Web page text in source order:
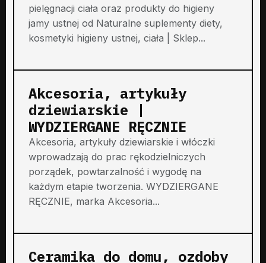
pielęgnacji ciała oraz produkty do higieny
jamy ustnej od Naturalne suplementy diety,
kosmetyki higieny ustnej, ciała | Sklep...
Akcesoria, artykuły
dziewiarskie |
WYDZIERGANE RĘCZNIE
Akcesoria, artykuły dziewiarskie i włóczki
wprowadzają do prac rękodzielniczych
porządek, powtarzalność i wygodę na
każdym etapie tworzenia. WYDZIERGANE
RĘCZNIE, marka Akcesoria...
Ceramika do domu, ozdoby